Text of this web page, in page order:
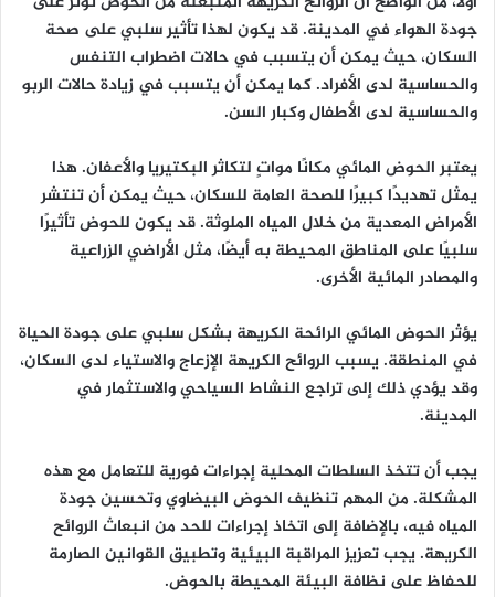
جودة الهواء في المدينة. قد يكون لهذا تأثير سلبي على صحة
السكان، حيث يمكن أن يتسبب في حالات اضطراب التنفس
والحساسية لدى الأفراد. كما يمكن أن يتسبب في زيادة حالات الربو
والحساسية لدى الأطفال وكبار السن.
يعتبر الحوض المائي مكانًا مواتٍ لتكاثر البكتيريا والأعفان. هذا
يمثل تهديدًا كبيرًا للصحة العامة للسكان، حيث يمكن أن تنتشر
الأمراض المعدية من خلال المياه الملوثة. قد يكون للحوض تأثيرًا
سلبيًا على المناطق المحيطة به أيضًا، مثل الأراضي الزراعية
والمصادر المائية الأخرى.
يؤثر الحوض المائي الرائحة الكريهة بشكل سلبي على جودة الحياة
في المنطقة. يسبب الروائح الكريهة الإزعاج والاستياء لدى السكان،
وقد يؤدي ذلك إلى تراجع النشاط السياحي والاستثمار في
المدينة.
يجب أن تتخذ السلطات المحلية إجراءات فورية للتعامل مع هذه
المشكلة. من المهم تنظيف الحوض البيضاوي وتحسين جودة
المياه فيه، بالإضافة إلى اتخاذ إجراءات للحد من انبعاث الروائح
الكريهة. يجب تعزيز المراقبة البيئية وتطبيق القوانين الصارمة
للحفاظ على نظافة البيئة المحيطة بالحوض.